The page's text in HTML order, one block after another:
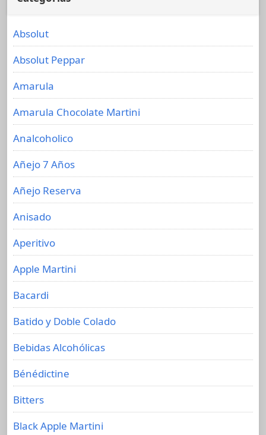
Absolut
Absolut Peppar
Amarula
Amarula Chocolate Martini
Analcoholico
Añejo 7 Años
Añejo Reserva
Anisado
Aperitivo
Apple Martini
Bacardi
Batido y Doble Colado
Bebidas Alcohólicas
Bénédictine
Bitters
Black Apple Martini